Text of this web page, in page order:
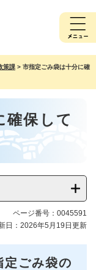
策課 > 市指定ごみ袋は十分に確
確保して
ページ番号：0045591
日：2026年5月19日更新
定ごみ袋の